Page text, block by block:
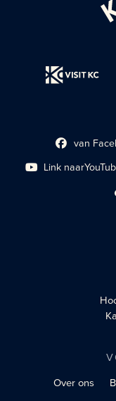
Link naar
van
Link naar
sociaal profiel
Over ons